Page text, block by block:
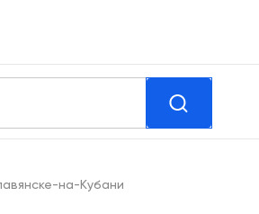
на-Кубани